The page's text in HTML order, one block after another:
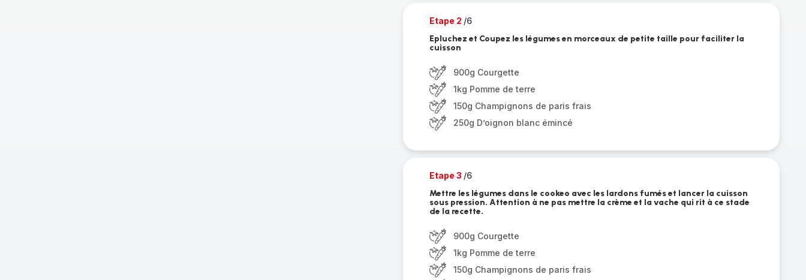
Etape 2 /6
Epluchez et Coupez les légumes en morceaux de petite taille pour faciliter la
cuisson
900g Courgette
1kg Pomme de terre
150g Champignons de paris frais
250g D’oignon blanc émincé
Etape 3 /6
Mettre les légumes dans le cookeo avec les lardons fumés et lancer la cuisson
sous pression. Attention à ne pas mettre la crème et la vache qui rit à ce stade
de la recette.
900g Courgette
1kg Pomme de terre
150g Champignons de paris frais